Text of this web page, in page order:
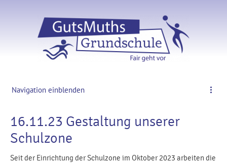
Navigation einblenden
16.11.23 Gestaltung unserer
Schulzone
Seit der Einrichtung der Schulzone im Oktober 2023 arbeiten die